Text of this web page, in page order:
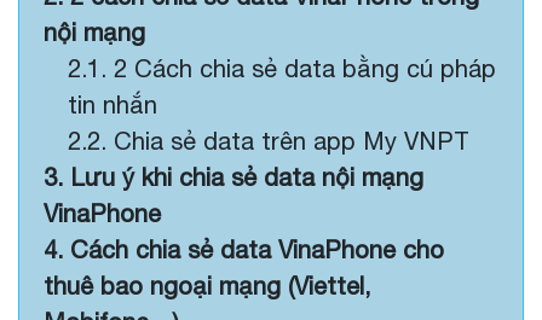
nội mạng
2.1. 2 Cách chia sẻ data bằng cú pháp
tin nhắn
2.2. Chia sẻ data trên app My VNPT
3. Lưu ý khi chia sẻ data nội mạng
VinaPhone
4. Cách chia sẻ data VinaPhone cho
thuê bao ngoại mạng (Viettel,